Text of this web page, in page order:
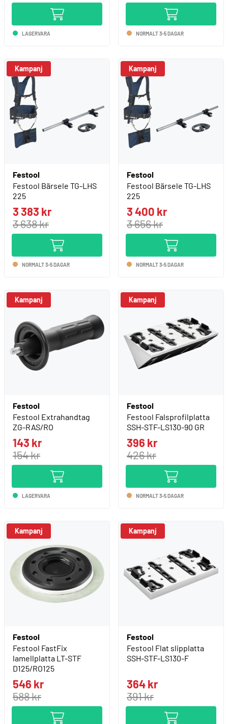
LAGERVARA NORMALT 3-5 DAGAR
Kampanj
Festool
Festool Bärsele TG-LHS
225
3 383 kr
3 638 kr
NORMALT 3-5 DAGAR
Kampanj
Festool
Festool Bärsele TG-LHS
225
3 400 kr
3 656 kr
NORMALT 3-5 DAGAR
Kampanj
Festool
Festool Extrahandtag
ZG-RAS/RO
143 kr
154 kr
LAGERVARA
Kampanj
Festool
Festool Falsprofilplatta
SSH-STF-LS130-90 GR
396 kr
426 kr
NORMALT 3-5 DAGAR
Kampanj
Festool
Festool FastFix
lamellplatta LT-STF
D125/RO125
546 kr
588 kr
Kampanj
Festool
Festool Flat slipplatta
SSH-STF-LS130-F
364 kr
391 kr